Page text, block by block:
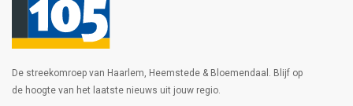
De streekomroep van Haarlem, Heemstede & Bloemendaal. Blijf op
de hoogte van het laatste nieuws uit jouw regio.